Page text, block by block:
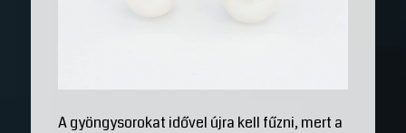
A gyöngysorokat idővel újra kell fűzni, mert a